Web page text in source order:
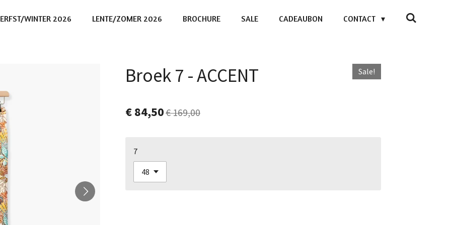
WINTER 2026 LENTE/ZOMER 2026 BROCHURE SALE CADEAUBON CONTACT
Broek 7 - ACCENT Sale!
€ 84,50€ 169,00
7